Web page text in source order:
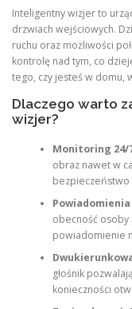
Inteligentny wizjer to
drzwiach wejściowych.
ruchu oraz możliwości
kontrolę nad tym, co
tego, czy jesteś w domu,
Dlaczego warto
wizjer?
Monitoring 24/
obraz nawet w
bezpieczeństwo
obecność
powiadomienie
głośnik
konieczności